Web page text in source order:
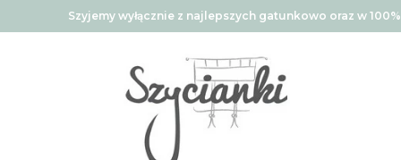
Szyjemy wyłącznie z najlepszych gatunkowo oraz w